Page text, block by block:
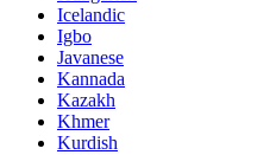
Icelandic
Igbo
Javanese
Kannada
Kazakh
Khmer
Kurdish